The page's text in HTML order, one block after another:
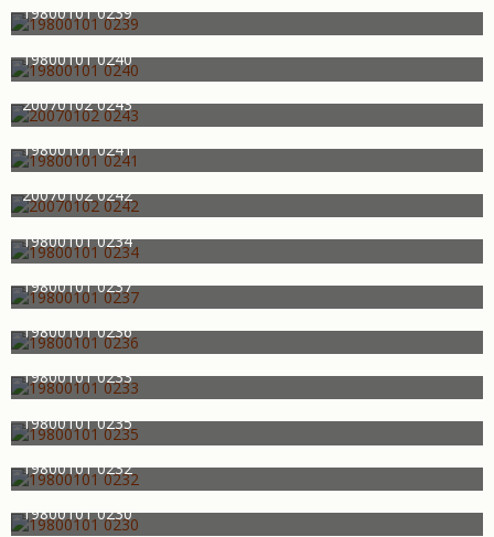
739
0 0
19800101 0239
Schweinsmobil
17. Oktober 2011
854
0 0
19800101 0240
Schweinsmobil
17. Oktober 2011
823
0 0
20070102 0243
Schweinsmobil
17. Oktober 2011
943
0 0
19800101 0241
Schweinsmobil
17. Oktober 2011
849
0 0
20070102 0242
Schweinsmobil
17. Oktober 2011
754
0 0
19800101 0234
Schweinsmobil
17. Oktober 2011
682
0 0
19800101 0237
Schweinsmobil
17. Oktober 2011
655
0 0
19800101 0236
Schweinsmobil
17. Oktober 2011
678
0 0
19800101 0233
Schweinsmobil
17. Oktober 2011
652
0 0
19800101 0235
Schweinsmobil
17. Oktober 2011
706
0 0
19800101 0232
Schweinsmobil
17. Oktober 2011
722
0 0
19800101 0230